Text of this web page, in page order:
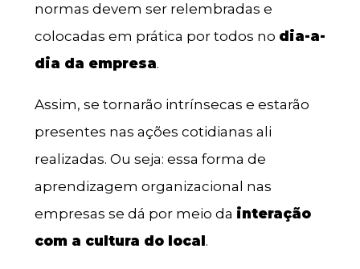
normas devem ser relembradas e
colocadas em prática por todos no dia-a-
dia da empresa.
Assim, se tornarão intrínsecas e estarão
presentes nas ações cotidianas ali
realizadas. Ou seja: essa forma de
aprendizagem organizacional nas
empresas se dá por meio da interação
com a cultura do local .